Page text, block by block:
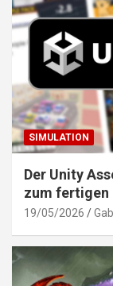
SIMULATION
Der Unity
zum fertigen
19/05/2026